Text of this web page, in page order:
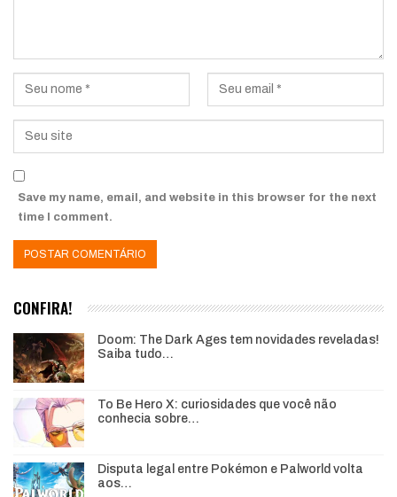
Save my name, email, and website in this browser for the next
time I comment.
CONFIRA!
Doom: The Dark Ages tem novidades reveladas!
Saiba tudo…
To Be Hero X: curiosidades que você não
conhecia sobre…
Disputa legal entre Pokémon e Palworld volta
aos…